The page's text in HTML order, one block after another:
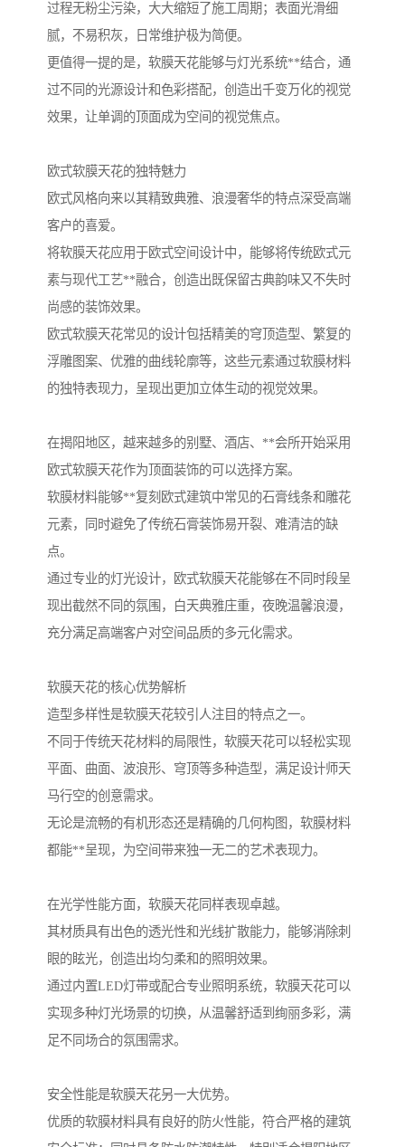
过程无粉尘污染，大大缩短了施工周期；表面光滑细
腻，不易积灰，日常维护极为简便。
更值得一提的是，软膜天花能够与灯光系统**结合，通
过不同的光源设计和色彩搭配，创造出千变万化的视觉
效果，让单调的顶面成为空间的视觉焦点。
欧式软膜天花的独特魅力
欧式风格向来以其精致典雅、浪漫奢华的特点深受高端
客户的喜爱。
将软膜天花应用于欧式空间设计中，能够将传统欧式元
素与现代工艺**融合，创造出既保留古典韵味又不失时
尚感的装饰效果。
欧式软膜天花常见的设计包括精美的穹顶造型、繁复的
浮雕图案、优雅的曲线轮廓等，这些元素通过软膜材料
的独特表现力，呈现出更加立体生动的视觉效果。
在揭阳地区，越来越多的别墅、酒店、**会所开始采用
欧式软膜天花作为顶面装饰的可以选择方案。
软膜材料能够**复刻欧式建筑中常见的石膏线条和雕花
元素，同时避免了传统石膏装饰易开裂、难清洁的缺
点。
通过专业的灯光设计，欧式软膜天花能够在不同时段呈
现出截然不同的氛围，白天典雅庄重，夜晚温馨浪漫，
充分满足高端客户对空间品质的多元化需求。
软膜天花的核心优势解析
造型多样性是软膜天花较引人注目的特点之一。
不同于传统天花材料的局限性，软膜天花可以轻松实现
平面、曲面、波浪形、穹顶等多种造型，满足设计师天
马行空的创意需求。
无论是流畅的有机形态还是精确的几何构图，软膜材料
都能**呈现，为空间带来独一无二的艺术表现力。
在光学性能方面，软膜天花同样表现卓越。
其材质具有出色的透光性和光线扩散能力，能够消除刺
眼的眩光，创造出均匀柔和的照明效果。
通过内置LED灯带或配合专业照明系统，软膜天花可以
实现多种灯光场景的切换，从温馨舒适到绚丽多彩，满
足不同场合的氛围需求。
安全性能是软膜天花另一大优势。
优质的软膜材料具有良好的防火性能，符合严格的建筑